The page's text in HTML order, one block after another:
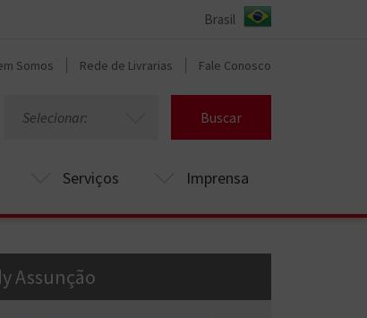
Somos Rede de Livrarias Fale Conosco
Selecionar: Buscar
Serviços Imprensa
Assunção